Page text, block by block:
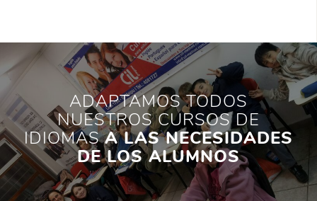
ADAPTAMOS TODOS
NUESTROS CURSOS DE
IDIOMASA LAS NECESIDADES
DE LOS ALUMNOS